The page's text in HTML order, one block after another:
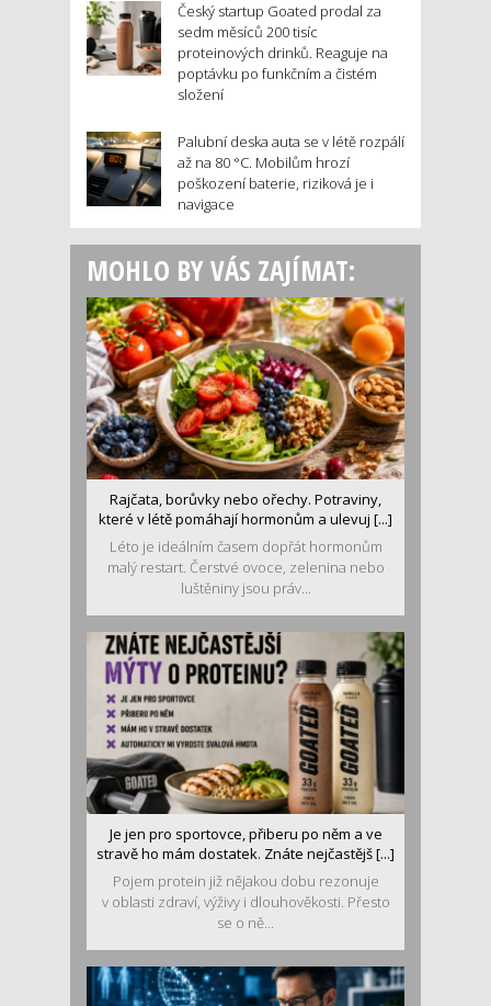
Český startup Goated prodal za
sedm měsíců 200 tisíc
proteinových drinků. Reaguje na
poptávku po funkčním a čistém
složení
Palubní deska auta se v létě rozpálí
až na 80 °C. Mobilům hrozí
poškození baterie, riziková je i
navigace
MOHLO BY VÁS ZAJÍMAT:
Rajčata, borůvky nebo ořechy. Potraviny,
které v létě pomáhají hormonům a ulevuj [...]
Léto je ideálním časem dopřát hormonům
malý restart. Čerstvé ovoce, zelenina nebo
luštěniny jsou práv...
Je jen pro sportovce, přiberu po něm a ve
stravě ho mám dostatek. Znáte nejčastějš [...]
Pojem protein již nějakou dobu rezonuje
v oblasti zdraví, výživy i dlouhověkosti. Přesto
se o ně...